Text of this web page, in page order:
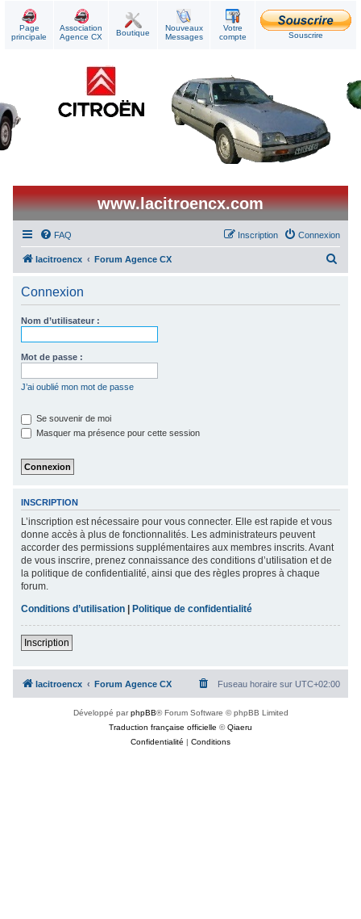
Page
principale
Association
Agence CX
Boutique
Nouveaux
Messages
Votre
compte
Souscrire
www.lacitroencx.com
FAQ Connexion
Inscription
lacitroencx Forum Agence CX
Connexion
Nom d’utilisateur :
Mot de passe :
J’ai oublié mon mot de passe
Se souvenir de moi
Masquer ma présence pour cette session
INSCRIPTION
L’inscription est nécessaire pour vous connecter. Elle est rapide et vous
donne accès à plus de fonctionnalités. Les administrateurs peuvent
accorder des permissions supplémentaires aux membres inscrits. Avant
de vous inscrire, prenez connaissance des conditions d’utilisation et de
la politique de confidentialité, ainsi que des règles propres à chaque
forum.
Conditions d’utilisation |Politique de confidentialité
Inscription
lacitroencx Forum Agence CX Fuseau horaire sur UTC+02:00
Développé parphpBB® Forum Software © phpBB Limited
Traduction française officielle ©Qiaeru
Confidentialité | Conditions